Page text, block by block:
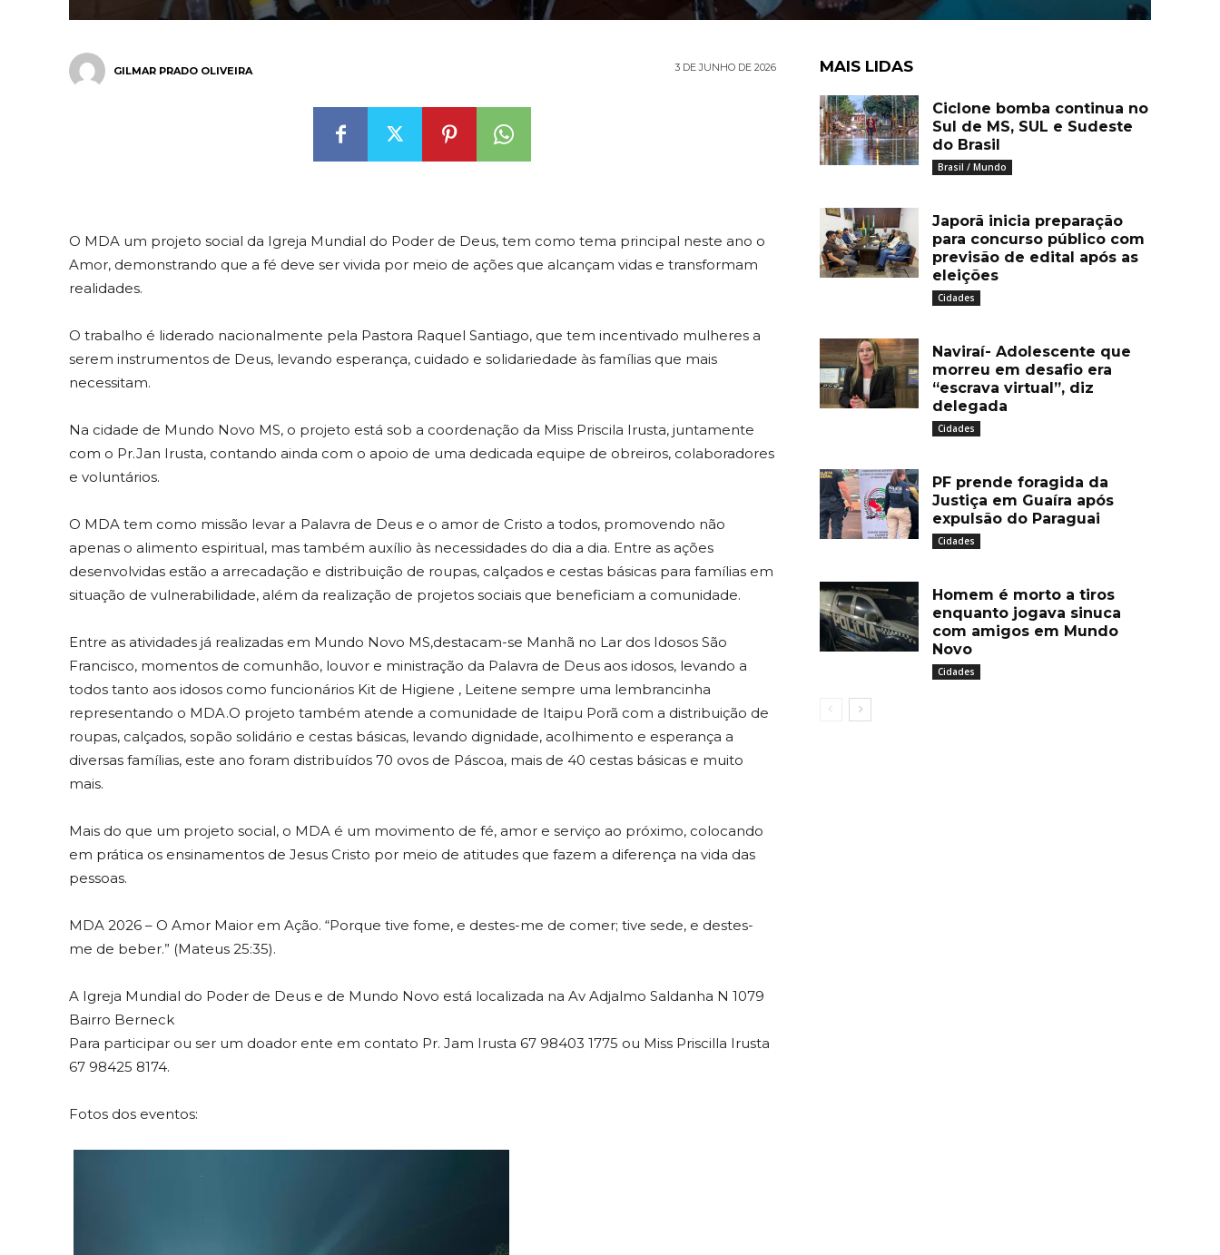
GILMAR PRADO OLIVEIRA 3 DE JUNHO DE 2026
O MDA um projeto social da Igreja Mundial do Poder de Deus, tem como tema principal neste ano o
Amor, demonstrando que a fé deve ser vivida por meio de ações que alcançam vidas e transformam
realidades.
O trabalho é liderado nacionalmente pela Pastora Raquel Santiago, que tem incentivado mulheres a
serem instrumentos de Deus, levando esperança, cuidado e solidariedade às famílias que mais
necessitam.
Na cidade de Mundo Novo MS, o projeto está sob a coordenação da Miss Priscila Irusta, juntamente
com o Pr.Jan Irusta, contando ainda com o apoio de uma dedicada equipe de obreiros, colaboradores
e voluntários.
O MDA tem como missão levar a Palavra de Deus e o amor de Cristo a todos, promovendo não
apenas o alimento espiritual, mas também auxílio às necessidades do dia a dia. Entre as ações
desenvolvidas estão a arrecadação e distribuição de roupas, calçados e cestas básicas para famílias em
situação de vulnerabilidade, além da realização de projetos sociais que beneficiam a comunidade.
Entre as atividades já realizadas em Mundo Novo MS,destacam-se Manhã no Lar dos Idosos São
Francisco, momentos de comunhão, louvor e ministração da Palavra de Deus aos idosos, levando a
todos tanto aos idosos como funcionários Kit de Higiene , Leitene sempre uma lembrancinha
representando o MDA.O projeto também atende a comunidade de Itaipu Porã com a distribuição de
roupas, calçados, sopão solidário e cestas básicas, levando dignidade, acolhimento e esperança a
diversas famílias, este ano foram distribuídos 70 ovos de Páscoa, mais de 40 cestas básicas e muito
mais.
Mais do que um projeto social, o MDA é um movimento de fé, amor e serviço ao próximo, colocando
em prática os ensinamentos de Jesus Cristo por meio de atitudes que fazem a diferença na vida das
pessoas.
MDA 2026 – O Amor Maior em Ação. “Porque tive fome, e destes-me de comer; tive sede, e destes-
me de beber.” (Mateus 25:35).
A Igreja Mundial do Poder de Deus e de Mundo Novo está localizada na Av Adjalmo Saldanha N 1079
Bairro Berneck
Para participar ou ser um doador ente em contato Pr. Jam Irusta 67 98403 1775 ou Miss Priscilla Irusta
67 98425 8174.
Fotos dos eventos:
MAIS LIDAS
Ciclone bomba continua no
Sul de MS, SUL e Sudeste
do Brasil
Brasil / Mundo
Japorã inicia preparação
para concurso público com
previsão de edital após as
eleições
Cidades
Naviraí- Adolescente que
morreu em desafio era
“escrava virtual”, diz
delegada
Cidades
PF prende foragida da
Justiça em Guaíra após
expulsão do Paraguai
Cidades
Homem é morto a tiros
enquanto jogava sinuca
com amigos em Mundo
Novo
Cidades